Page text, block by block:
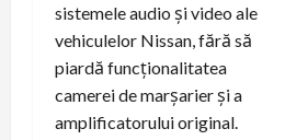
sistemele audio și video ale
vehiculelor Nissan, fără să
piardă funcționalitatea
camerei de marșarier și a
amplificatorului original.